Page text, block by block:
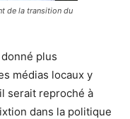
de la transition du
plus
médias locaux y
serait reproché à
dans la politique